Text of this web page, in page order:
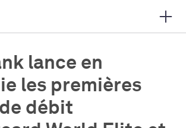
lance en
les premières
débit